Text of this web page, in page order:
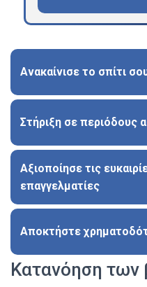
Ανακαίνισε το σπίτι
Στήριξη σε περιόδους
Αξιοποίησε τις
επαγγελματίες
Αποκτήστε
Κατανόηση των